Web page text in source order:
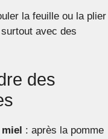
la feuille ou la plier
avec des
des
: après la pomme